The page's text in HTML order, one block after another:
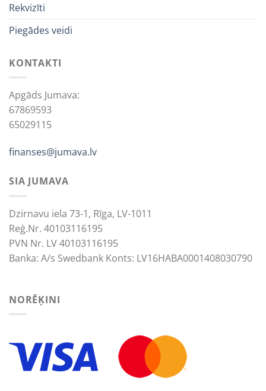
Rekvizīti
Piegādes veidi
KONTAKTI
Apgāds Jumava:
67869593
65029115
finanses@jumava.lv
SIA JUMAVA
Dzirnavu iela 73-1, Rīga, LV-1011
Reģ.Nr. 40103116195
PVN Nr. LV 40103116195
Banka: A/s Swedbank Konts: LV16HABA0001408030790
NORĒĶINI